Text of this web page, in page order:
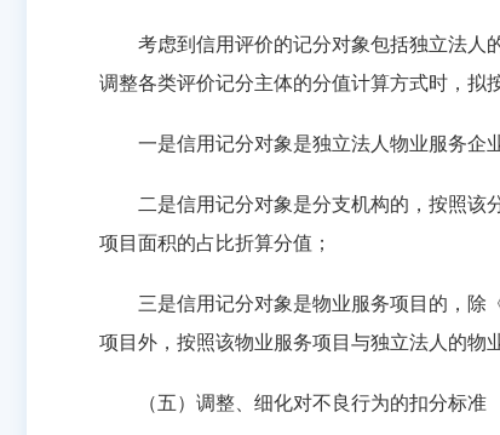
考虑到信用评价的记分对象包括独立法人的
调整各类评价记分主体的分值计算方式时，拟
一是信用记分对象是独立法人物业服务企业
二是信用记分对象是分支机构的，按照该
项目面积的占比折算分值；
三是信用记分对象是物业服务项目的，除
项目外，按照该物业服务项目与独立法人的物
（五）调整、细化对不良行为的扣分标准